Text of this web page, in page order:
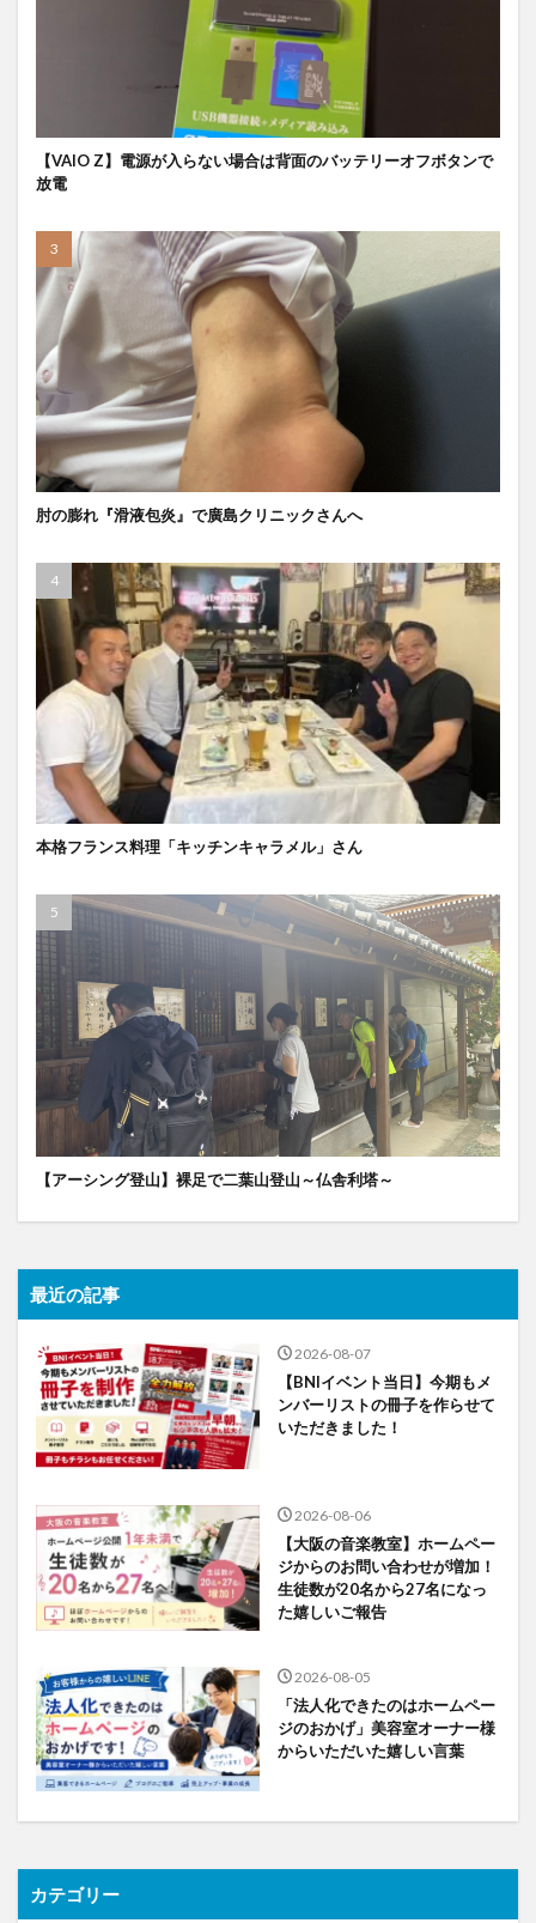
【VAIO Z】電源が入らない場合は背面のバッテリーオフボタンで
放電
肘の膨れ『滑液包炎』で廣島クリニックさんへ
本格フランス料理「キッチンキャラメル」さん
【アーシング登山】裸足で二葉山登山～仏舎利塔～
最近の記事
2026-08-07
【BNIイベント当日】今期もメ
ンバーリストの冊子を作らせて
いただきました！
2026-08-06
【大阪の音楽教室】ホームペー
ジからのお問い合わせが増加！
生徒数が20名から27名になっ
た嬉しいご報告
2026-08-05
「法人化できたのはホームペー
ジのおかげ」美容室オーナー様
からいただいた嬉しい言葉
カテゴリー